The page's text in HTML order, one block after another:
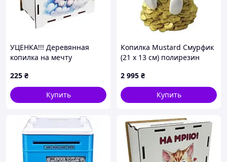
УЦЕНКА!!! Деревянная
копилка на мечту
006-UC 17х15х9 см, 200
дней AllInOne -market-
without-queues-
225 ₴
Купить
Копилка Mustard Смурфик
(21 х 13 см) полирезин
2 995 ₴
Купить